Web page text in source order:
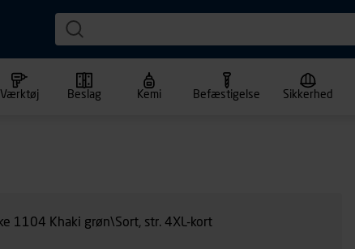
Værktøj Beslag Kemi Befæstigelse Sikkerhed